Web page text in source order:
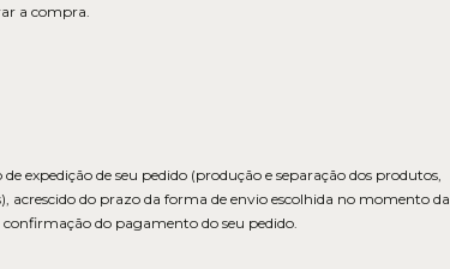
a compra.
expedição de seu pedido (produção e separação dos produtos,
acrescido do prazo da forma de envio escolhida no momento da
do pagamento do seu pedido.